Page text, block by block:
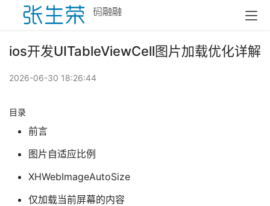
ios开发UITableViewCell图片加载优化详解
2026-06-30 18:26:44
目录
前言
图片自适应比例
XHWebImageAutoSize
仅加载当前屏幕的内容